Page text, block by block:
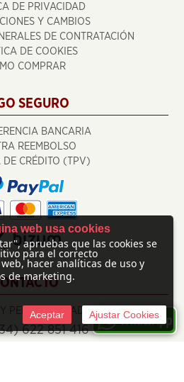
DE PRIVACIDAD
Y CAMBIOS
DE CONTRATACIÓN
DE COOKIES
COMPRAR
SEGURO
BANCARIA
REEMBOLSO
DE CRÉDITO (TPV)
Y PERSONALIZADOS
622 851 416
web usa cookies
apruebas que las cookies se
para el correcto
hacer analíticas de uso y
de marketing.
Aceptar Ajustar Cookies